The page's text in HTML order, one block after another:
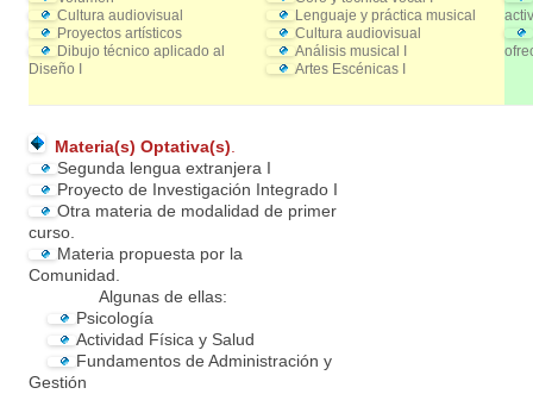
Cultura audiovisual
Proyectos artísticos
Dibujo técnico aplicado al
Diseño I
Lenguaje y práctica musical
Cultura audiovisual
Análisis musical I
Artes Escénicas I
Materia(s) Optativa(s)
Segunda lengua extranjera I
Proyecto de Investigación Integrado I
Otra materia de modalidad de primer
curso.
Materia propuesta por la
Comunidad.
Algunas de ellas:
Psicología
Actividad Física y Salud
Fundamentos de Administración y
Gestión